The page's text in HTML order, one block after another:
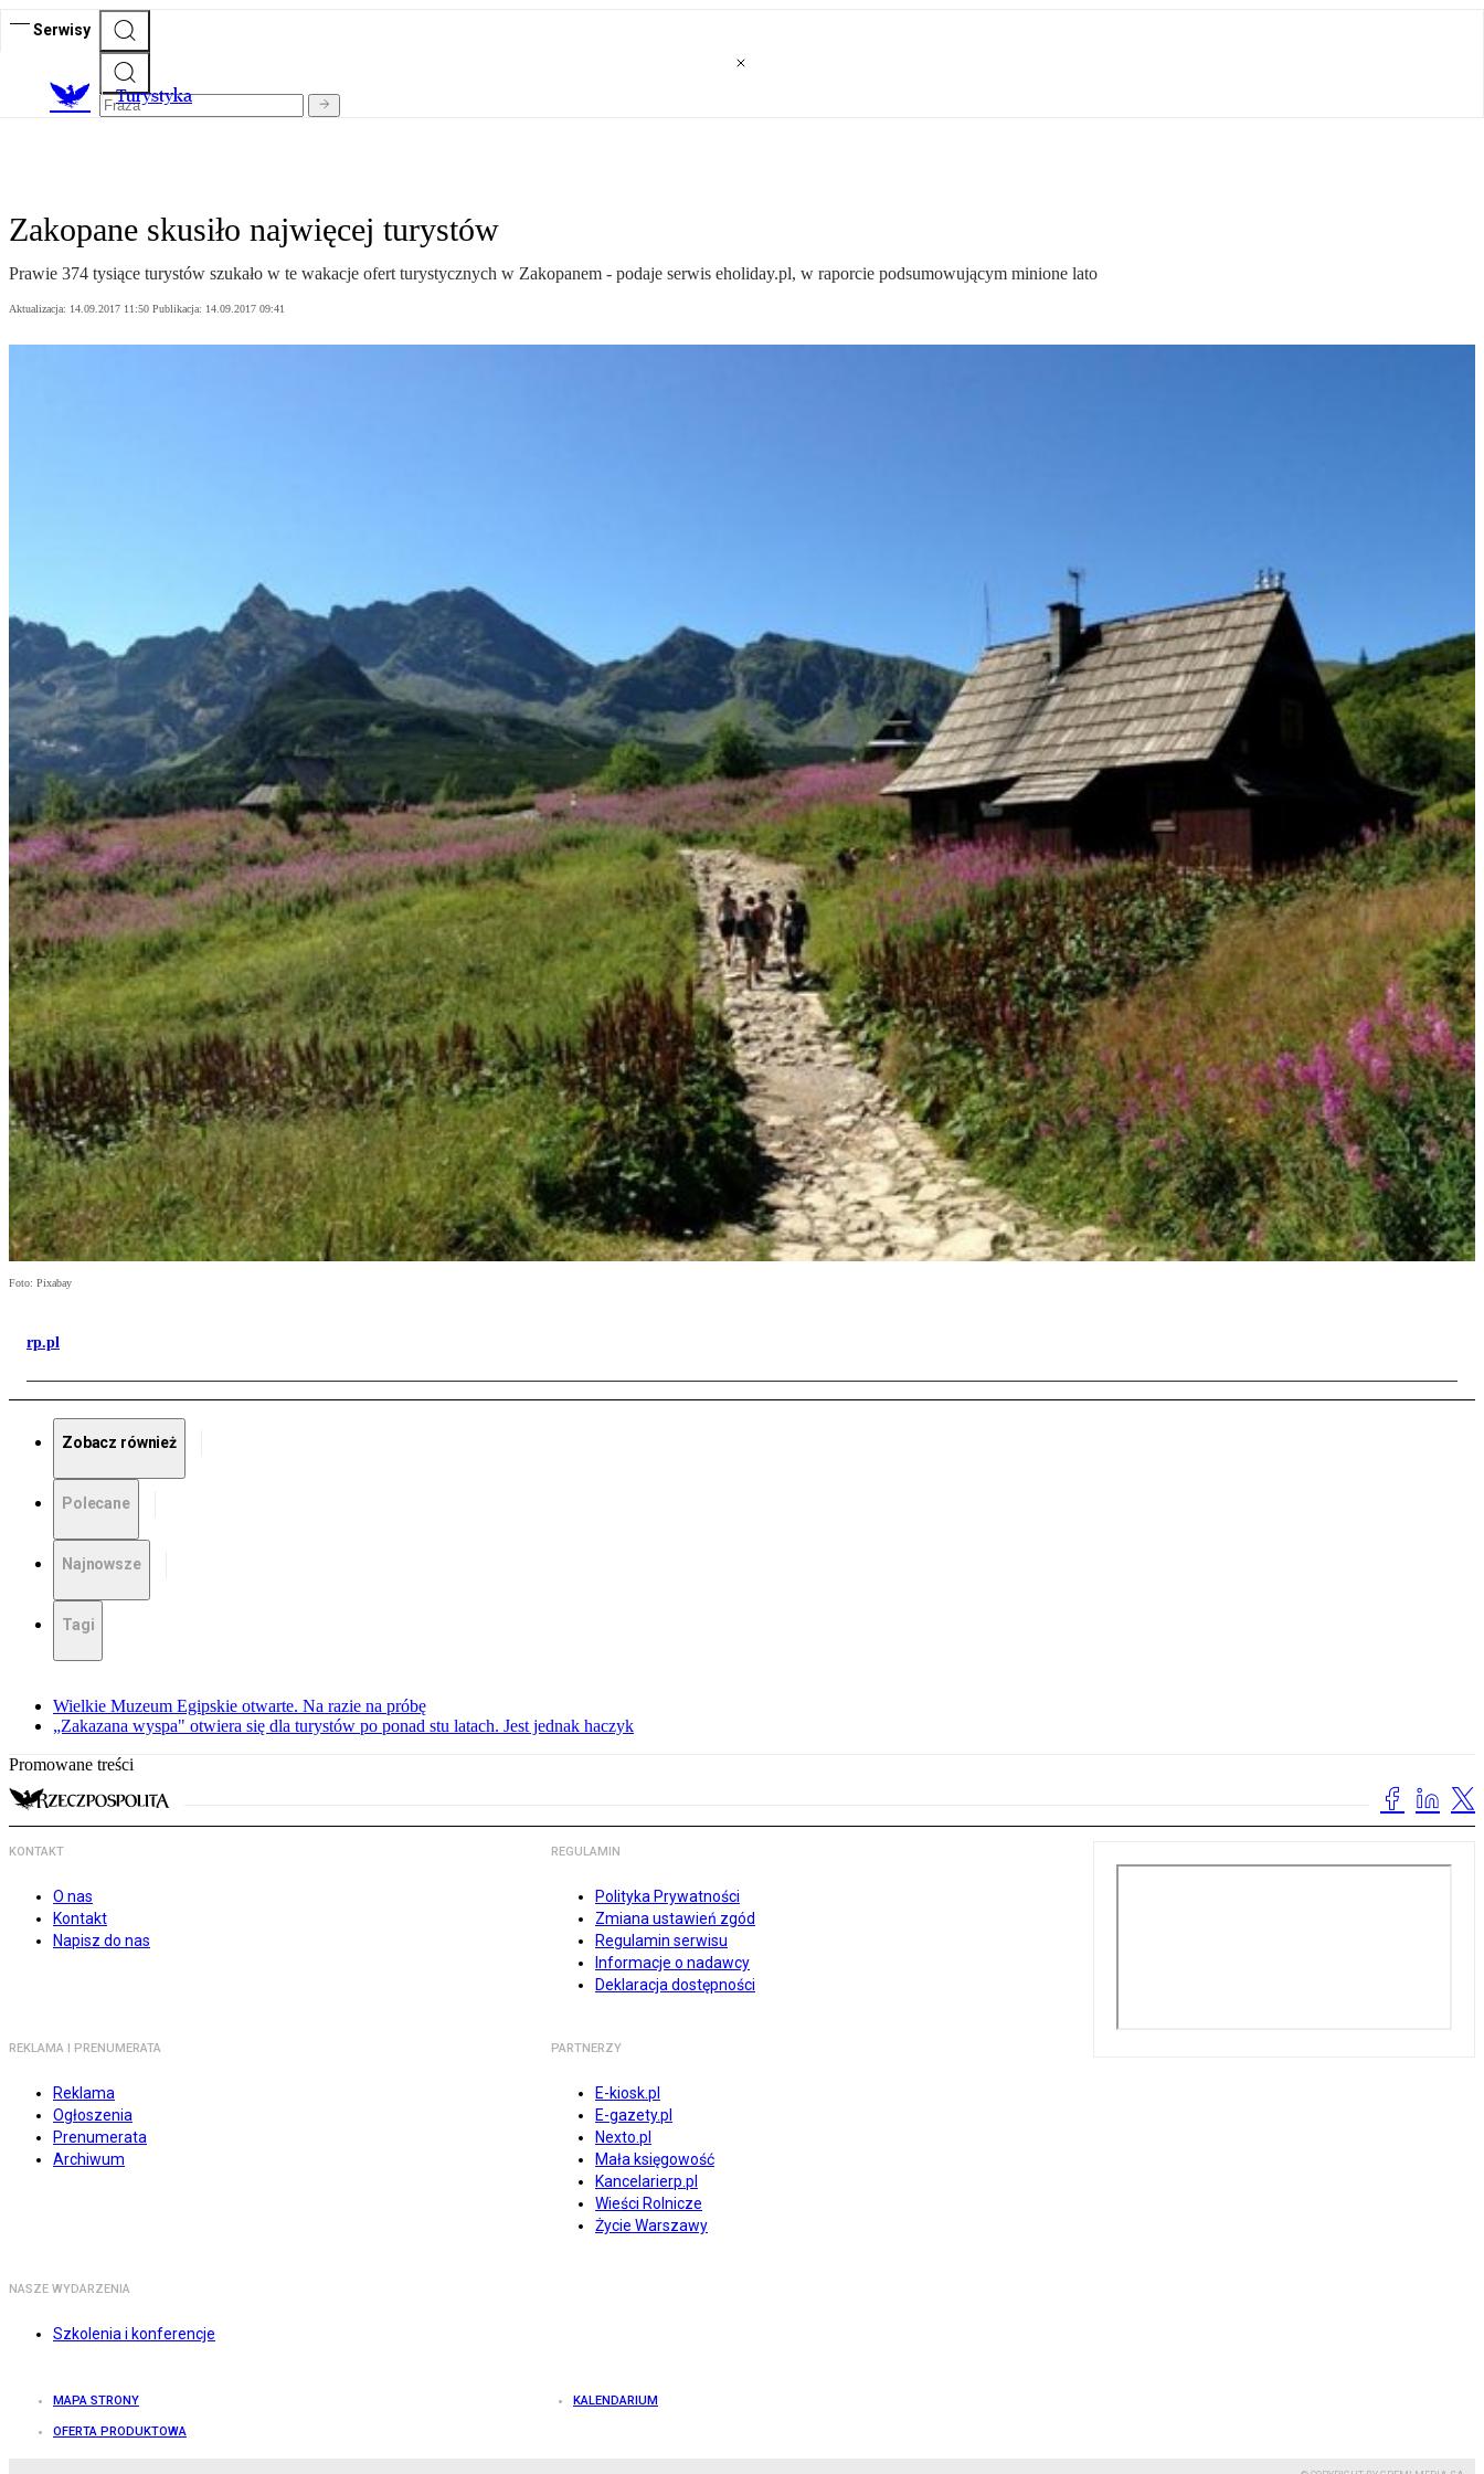
Serwisy
Turystyka
Zakopane skusiło najwięcej turystów
Prawie 374 tysiące turystów szukało w te wakacje ofert turystycznych w Zakopanem - podaje serwis eholiday.pl, w raporcie podsumowującym minione lato
Aktualizacja: 14.09.2017 11:50 Publikacja: 14.09.2017 09:41
Foto: Pixabay
rp.pl
Zobacz również
Polecane
Najnowsze
Tagi
Wielkie Muzeum Egipskie otwarte. Na razie na próbę
„Zakazana wyspa" otwiera się dla turystów po ponad stu latach. Jest jednak haczyk
Promowane treści
KONTAKT
O nas
Kontakt
Napisz do nas
REGULAMIN
Polityka Prywatności
Zmiana ustawień zgód
Regulamin serwisu
Informacje o nadawcy
Deklaracja dostępności
REKLAMA I PRENUMERATA
Reklama
Ogłoszenia
Prenumerata
Archiwum
PARTNERZY
E-kiosk.pl
E-gazety.pl
Nexto.pl
Mała księgowość
Kancelarierp.pl
Wieści Rolnicze
Życie Warszawy
NASZE WYDARZENIA
Szkolenia i konferencje
MAPA STRONY KALENDARIUM
OFERTA PRODUKTOWA